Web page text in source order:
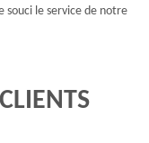
souci le service de notre